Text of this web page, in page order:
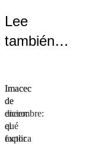
Lee
también…
Imacec
de
enero:
el
factor
Imacec
de
diciembre:
qué
explica